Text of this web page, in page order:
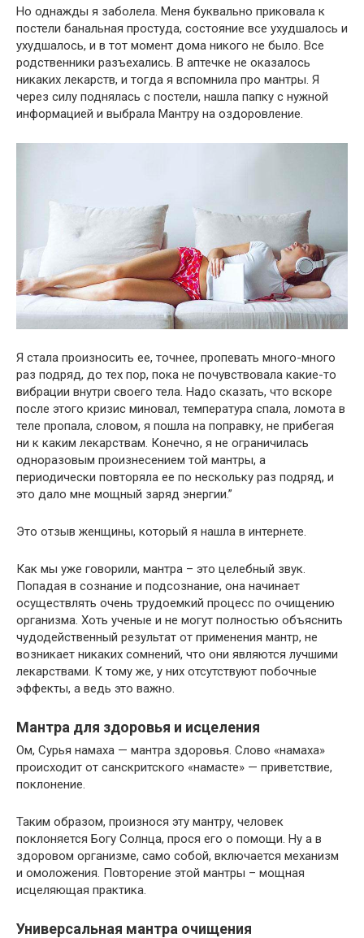
Но однажды я заболела. Меня буквально приковала к
постели банальная простуда, состояние все ухудшалось и
ухудшалось, и в тот момент дома никого не было. Все
родственники разъехались. В аптечке не оказалось
никаких лекарств, и тогда я вспомнила про мантры. Я
через силу поднялась с постели, нашла папку с нужной
информацией и выбрала Мантру на оздоровление.
Я стала произносить ее, точнее, пропевать много-много
раз подряд, до тех пор, пока не почувствовала какие-то
вибрации внутри своего тела. Надо сказать, что вскоре
после этого кризис миновал, температура спала, ломота в
теле пропала, словом, я пошла на поправку, не прибегая
ни к каким лекарствам. Конечно, я не ограничилась
одноразовым произнесением той мантры, а
периодически повторяла ее по нескольку раз подряд, и
это дало мне мощный заряд энергии.”
Это отзыв женщины, который я нашла в интернете.
Как мы уже говорили, мантра – это целебный звук.
Попадая в сознание и подсознание, она начинает
осуществлять очень трудоемкий процесс по очищению
организма. Хоть ученые и не могут полностью объяснить
чудодейственный результат от применения мантр, не
возникает никаких сомнений, что они являются лучшими
лекарствами. К тому же, у них отсутствуют побочные
эффекты, а ведь это важно.
Мантра для здоровья и исцеления
Ом, Сурья намаха — мантра здоровья. Слово «намаха»
происходит от санскритского «намасте» — приветствие,
поклонение.
Таким образом, произнося эту мантру, человек
поклоняется Богу Солнца, прося его о помощи. Ну а в
здоровом организме, само собой, включается механизм
и омоложения. Повторение этой мантры – мощная
исцеляющая практика.
Универсальная мантра очищения